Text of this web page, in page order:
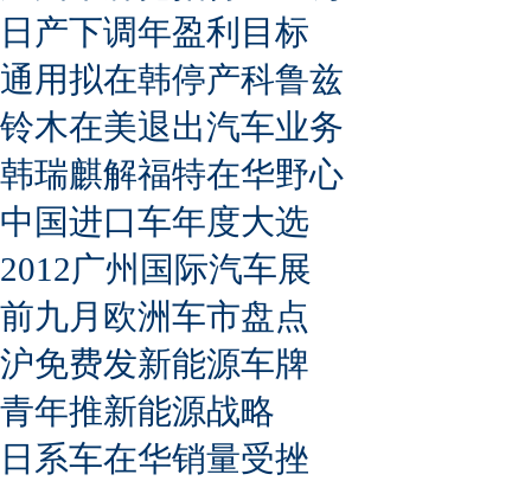
日产下调年盈利目标
通用拟在韩停产科鲁兹
铃木在美退出汽车业务
韩瑞麒解福特在华野心
中国进口车年度大选
2012广州国际汽车展
前九月欧洲车市盘点
沪免费发新能源车牌
青年推新能源战略
日系车在华销量受挫